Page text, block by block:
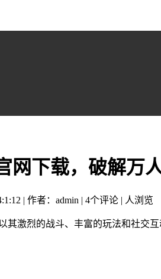
网下载，破解万
| 作者：admin | 4个评论 | 人浏览
其激烈的战斗、丰富的玩法和社交